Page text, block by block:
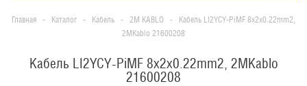
Главная - Каталог - Кабель - 2M KABLO -
Кабель LI2YCY-PiMF 8x2x0.22mm2,
2MKablo 21600208
Кабель LI2YCY-PiMF 8x2x0.22mm2, 2MKablo
21600208